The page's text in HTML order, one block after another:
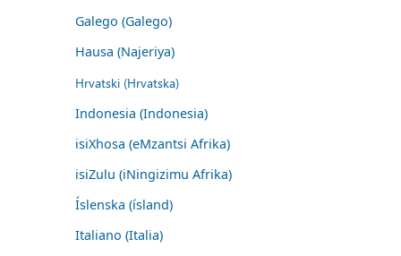
Galego (Galego)
Hausa (Najeriya)
Hrvatski (Hrvatska)
Indonesia (Indonesia)
isiXhosa (eMzantsi Afrika)
isiZulu (iNingizimu Afrika)
Íslenska (ísland)
Italiano (Italia)